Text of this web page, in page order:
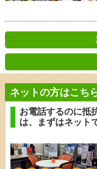
ネットの方はこち
お電話するのに抵
は、
まずはネット